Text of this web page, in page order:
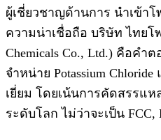
ผู้เชี่ยวชาญด้านการ นำเข้า
ความน่าเชื่อถือ บริษัท ไทยโ
Chemicals Co., Ltd.) คือคำ
จำหน่าย Potassium
เยี่ยม โดยเน้นการคัดสรรแ
ระดับโลก ไม่ว่าจะเป็น FCC,